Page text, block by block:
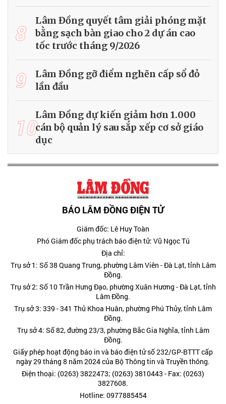
8
Lâm Đồng quyết tâm giải phóng mặt
bằng sạch bàn giao cho 2 dự án cao
tốc trước tháng 9/2026
9
Lâm Đồng gỡ điểm nghẽn cấp sổ đỏ
lần đầu
10Lâm Đồng dự kiến giảm hơn 1.000
cán bộ quản lý sau sắp xếp cơ sở giáo
dục
BÁO LÂM ĐỒNG ĐIỆN TỬ
Giám đốc: Lê Huy Toàn
Phó Giám đốc phụ trách báo điện tử: Vũ Ngọc Tú
Địa chỉ:
Trụ sở 1: Số 38 Quang Trung, phường Lâm Viên - Đà Lạt, tỉnh Lâm
Đồng.
Trụ sở 2: Số 10 Trần Hưng Đạo, phường Xuân Hương - Đà Lạt, tỉnh
Lâm Đồng.
Trụ sở 3: 339 - 341 Thủ Khoa Huân, phường Phú Thủy, tỉnh Lâm
Đồng.
Trụ sở 4: Số 82, đường 23/3, phường Bắc Gia Nghĩa, tỉnh Lâm
Đồng.
Giấy phép hoạt động báo in và báo điện tử số 232/GP-BTTT cấp
ngày 29 tháng 8 năm 2024 của Bộ Thông tin và Truyền thông.
Điện thoại: (0263) 3822473; (0263) 3810443 - Fax: (0263)
3827608.
Hotline: 0977885454